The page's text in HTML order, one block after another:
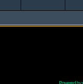
Powered by